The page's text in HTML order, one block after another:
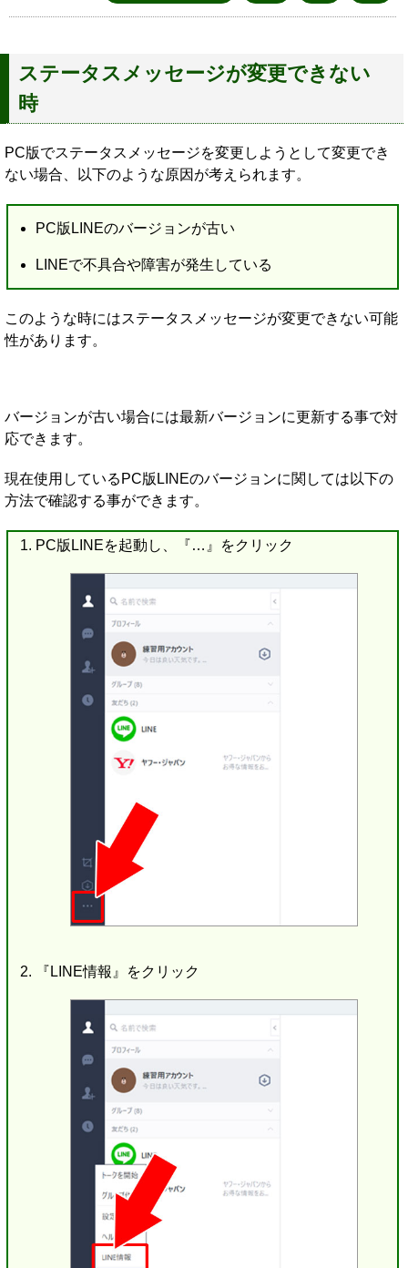
ステータスメッセージが変更できない
時
PC版でステータスメッセージを変更しようとして変更でき
ない場合、以下のような原因が考えられます。
PC版LINEのバージョンが古い
LINEで不具合や障害が発生している
このような時にはステータスメッセージが変更できない可能
性があります。
バージョンが古い場合には最新バージョンに更新する事で対
応できます。
現在使用しているPC版LINEのバージョンに関しては以下の
方法で確認する事ができます。
PC版LINEを起動し、『…』をクリック
『LINE情報』をクリック